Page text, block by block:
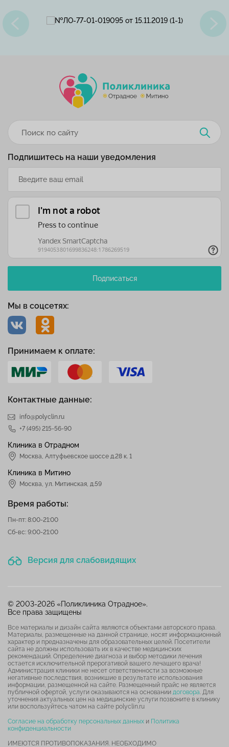
Контактные данные:
info@polyclin.ru
+7 (495) 215-56-90
Клиника в Отрадном
Москва Алтуфьевское шоссе д.28 к. 1
Клиника в Митино
Москва, ул. Митинская, д.59
Время работы:
Пн-пт: 8:00-21:00
Сб-вс: 9:00-21:00
Мы в соцсетях:
Подпишитесь на наши уведомления
Подписаться
Версия для слабовидящих
Принимаем к оплате:
© 2003-2026 «Поликлиника Отрадное».
Все права защищены
Все материалы и дизайн сайта являются объектами авторского права.
Материалы, размещенные на данной странице, носят информационный
характер и предназначены для образовательных целей. Посетители
сайта не должны использовать их в качестве медицинских
рекомендаций. Определение диагноза и выбор методики лечения
остается исключительной прерогативой вашего лечащего врача!
Администрация клиники не несет ответственности за возможные
негативные последствия, возникшие в результате использования
информации, размещенной на сайте. Размещенный прайс не является
публичной офертой, услуги оказываются на основании договора . Для
уточнения актуальных цен на медицинские услуги позвоните в клинику
или воспользуйтесь чатом на сайте polyclin.ru
Согласие на обработку персональных данных и Политика
конфиденциальности
ИМЕЮТСЯ ПРОТИВОПОКАЗАНИЯ. НЕОБХОДИМО